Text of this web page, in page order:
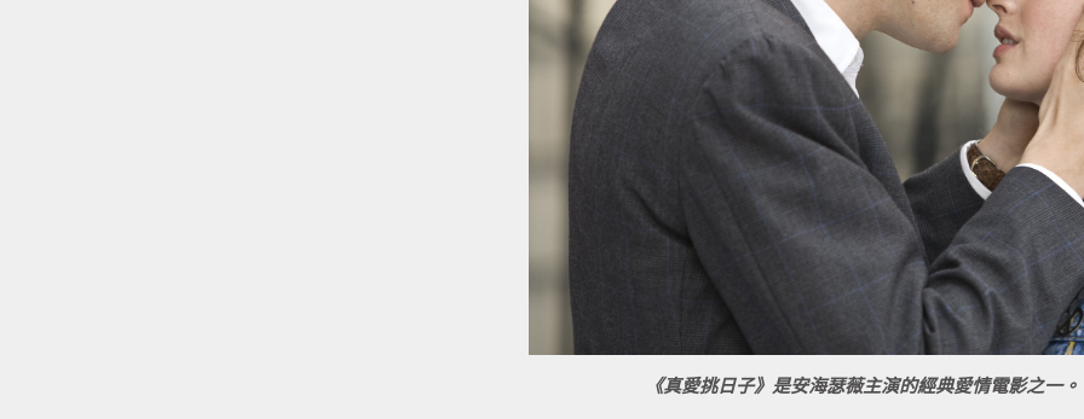
《真愛挑日子》是安海瑟薇主演的經典愛情電影之一